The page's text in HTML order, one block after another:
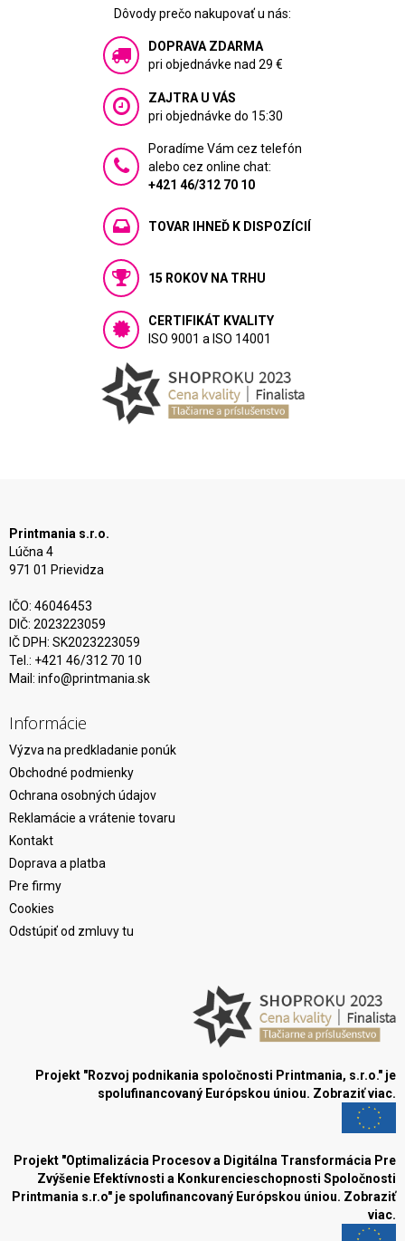
Dôvody prečo nakupovať u nás:
DOPRAVA ZDARMA
pri objednávke nad 29 €
ZAJTRA U VÁS
pri objednávke do 15:30
Poradíme Vám cez telefón
alebo cez online chat:
+421 46/312 70 10
TOVAR IHNEĎ K DISPOZÍCIÍ
15 ROKOV NA TRHU
CERTIFIKÁT KVALITY
ISO 9001 a ISO 14001
Printmania s.r.o.
Lúčna 4
971 01 Prievidza
IČO: 46046453
DIČ: 2023223059
IČ DPH: SK2023223059
Tel.: +421 46/312 70 10
Mail: info@printmania.sk
Informácie
Výzva na predkladanie ponúk
Obchodné podmienky
Ochrana osobných údajov
Reklamácie a vrátenie tovaru
Kontakt
Doprava a platba
Pre firmy
Cookies
Odstúpiť od zmluvy tu
Projekt "Rozvoj podnikania spoločnosti Printmania, s.r.o." je
spolufinancovaný Európskou úniou. Zobraziť viac.
Projekt "Optimalizácia Procesov a Digitálna Transformácia Pre
Zvýšenie Efektívnosti a Konkurencieschopnosti Spoločnosti
Printmania s.r.o" je spolufinancovaný Európskou úniou. Zobraziť
viac.